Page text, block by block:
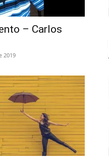
– Carlos
2019